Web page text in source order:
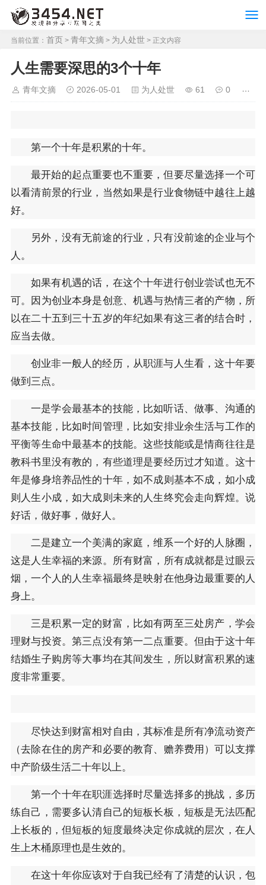
当前位置： 首页 > 青年文摘 > 为人处世 > 正文内容
人生需要深思的3个十年
青年文摘 2026-05-01 为人处世 61 0
第一个十年是积累的十年。
最开始的起点重要也不重要，但要尽量选择一个可
以看清前景的行业，当然如果是行业食物链中越往上越
好。
另外，没有无前途的行业，只有没前途的企业与个
人。
如果有机遇的话，在这个十年进行创业尝试也无不
可。因为创业本身是创意、机遇与热情三者的产物，所
以在二十五到三十五岁的年纪如果有这三者的结合时，
应当去做。
创业非一般人的经历，从职涯与人生看，这十年要
做到三点。
一是学会最基本的技能，比如听话、做事、沟通的
基本技能，比如时间管理，比如安排业余生活与工作的
平衡等生命中最基本的技能。这些技能或是情商往往是
教科书里没有教的，有些道理是要经历过才知道。这十
年是修身培养品性的十年，如不成则基本不成，如小成
则人生小成，如大成则未来的人生终究会走向辉煌。说
好话，做好事，做好人。
二是建立一个美满的家庭，维系一个好的人脉圈，
这是人生幸福的来源。所有财富，所有成就都是过眼云
烟，一个人的人生幸福最终是映射在他身边最重要的人
身上。
三是积累一定的财富，比如有两至三处房产，学会
理财与投资。第三点没有第一二点重要。但由于这十年
结婚生子购房等大事均在其间发生，所以财富积累的速
度非常重要。
尽快达到财富相对自由，其标准是所有净流动资产
（去除在住的房产和必要的教育、赡养费用）可以支撑
中产阶级生活二十年以上。
第一个十年在职涯选择时尽量选择多的挑战，多历
练自己，需要多认清自己的短板长板，短板是无法匹配
上长板的，但短板的短度最终决定你成就的层次，在人
生上木桶原理也是生效的。
在这十年你应该对于自我已经有了清楚的认识，包